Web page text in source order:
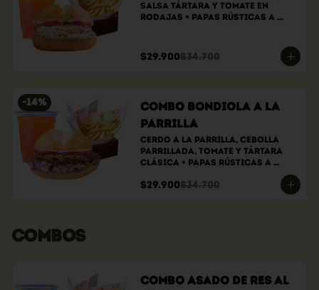
Salsa tártara y tomate en
rodajas + papas rústicas a
$29.900$34.700
-14%
Combo bondiola a la
parrilla
Cerdo a la parrilla, cebolla
parrillada, tomate y tártara
clásica + papas rústicas a
$29.900$34.700
COMBOS
Combo Asado de Res al